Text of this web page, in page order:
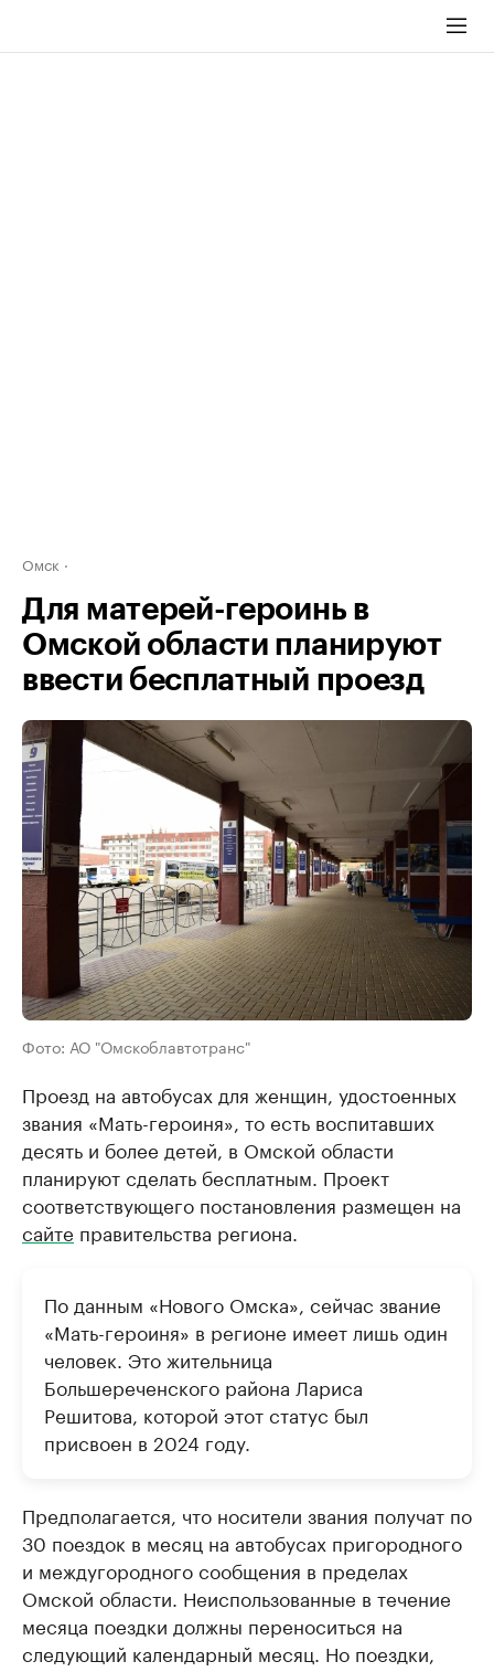
Омск
Для матерей-героинь в
Омской области планируют
ввести бесплатный проезд
Фото: АО "Омскоблавтотранс"
Проезд на автобусах для женщин, удостоенных
звания «Мать-героиня», то есть воспитавших
десять и более детей, в Омской области
планируют сделать бесплатным. Проект
соответствующего постановления размещен на
сайте правительства региона.
По данным «Нового Омска», сейчас звание
«Мать-героиня» в регионе имеет лишь один
человек. Это жительница
Большереченского района Лариса
Решитова, которой этот статус был
присвоен в 2024 году.
Предполагается, что носители звания получат по
30 поездок в месяц на автобусах пригородного
и междугородного сообщения в пределах
Омской области. Неиспользованные в течение
месяца поездки должны переноситься на
следующий календарный месяц. Но поездки,